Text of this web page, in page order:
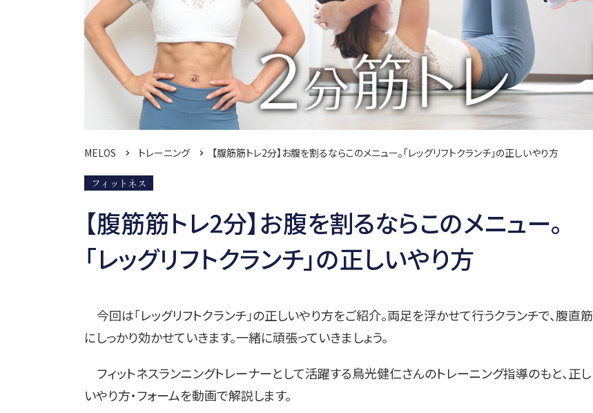
MELOS トレーニング 【腹筋筋トレ2分】お腹を割るならこのメニュー。「レッグリフトクランチ」の正しいやり方
フィットネス
【腹筋筋トレ2分】お腹を割るならこのメニュー。
「レッグリフトクランチ」の正しいやり方
今回は「レッグリフトクランチ」の正しいやり方をご紹介。両足を浮かせて行うクランチで、腹直筋
にしっかり効かせていきます。一緒に頑張っていきましょう。
フィットネスランニングトレーナーとして活躍する鳥光健仁さんのトレーニング指導のもと、正し
いやり方・フォームを動画で解説します。